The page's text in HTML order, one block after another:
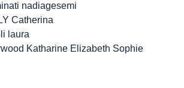
nadiagesemi
Catherina
laura
Katharine Elizabeth Sophie